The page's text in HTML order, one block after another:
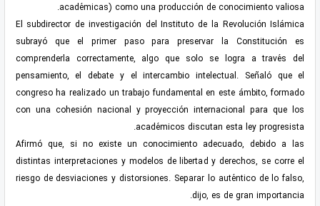
académicas) como una producción de conocimiento valiosa.
El subdirector de investigación del Instituto de la Revolución Islámica
subrayó que el primer paso para preservar la Constitución es
comprenderla correctamente, algo que solo se logra a través del
pensamiento, el debate y el intercambio intelectual. Señaló que el
congreso ha realizado un trabajo fundamental en este ámbito, formado
con una cohesión nacional y proyección internacional para que los
académicos discutan esta ley progresista.
Afirmó que, si no existe un conocimiento adecuado, debido a las
distintas interpretaciones y modelos de libertad y derechos, se corre el
riesgo de desviaciones y distorsiones. Separar lo auténtico de lo falso,
dijo, es de gran importancia.